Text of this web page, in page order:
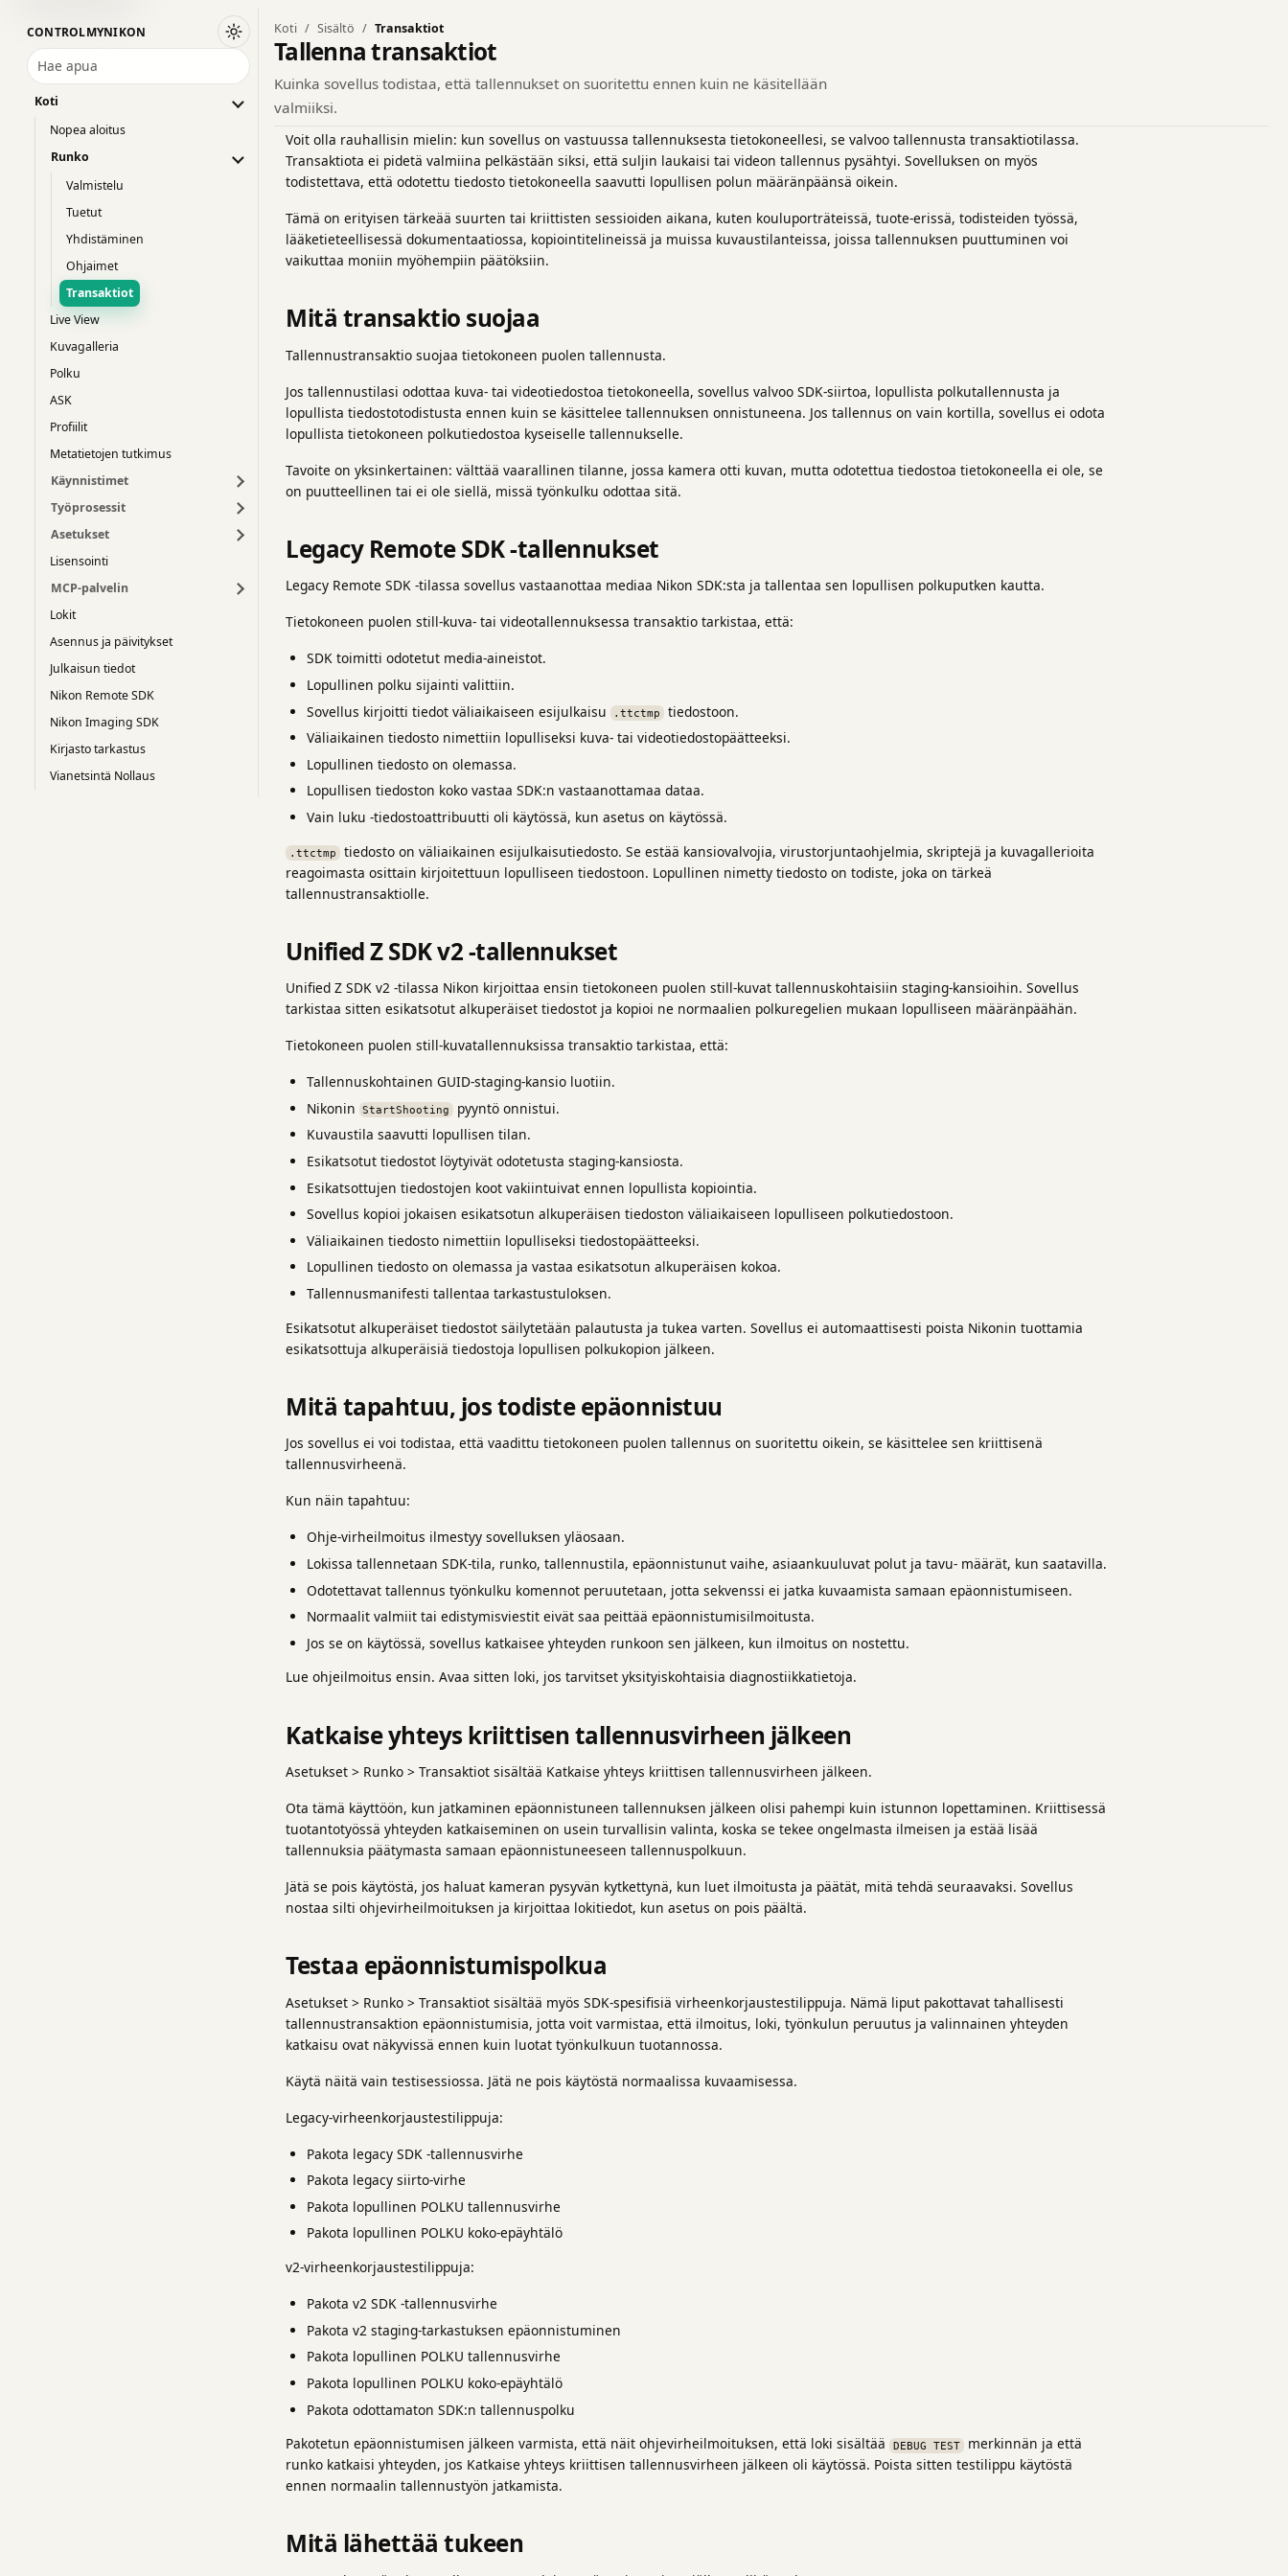
CONTROLMYNIKON
Vaihda tummaan teemaan
Hae apua
Koti
Nopea aloitus
Runko
Valmistelu
Tuetut
Yhdistäminen
Ohjaimet
Transaktiot
Live View
Kuvagalleria
Polku
ASK
Profiilit
Metatietojen tutkimus
Käynnistimet
Työprosessit
Asetukset
Lisensointi
MCP-palvelin
Lokit
Asennus ja päivitykset
Julkaisun tiedot
Nikon Remote SDK
Nikon Imaging SDK
Kirjasto tarkastus
Vianetsintä Nollaus
Koti Sisältö Transaktiot
Tallenna transaktiot
Kuinka sovellus todistaa, että tallennukset on suoritettu ennen kuin ne käsitellään
valmiiksi.
Voit olla rauhallisin mielin: kun sovellus on vastuussa tallennuksesta tietokoneellesi, se valvoo tallennusta transaktiotilassa.
Transaktiota ei pidetä valmiina pelkästään siksi, että suljin laukaisi tai videon tallennus pysähtyi. Sovelluksen on myös
todistettava, että odotettu tiedosto tietokoneella saavutti lopullisen polun määränpäänsä oikein.
Tämä on erityisen tärkeää suurten tai kriittisten sessioiden aikana, kuten kouluporträteissä, tuote-erissä, todisteiden työssä,
lääketieteellisessä dokumentaatiossa, kopiointitelineissä ja muissa kuvaustilanteissa, joissa tallennuksen puuttuminen voi
vaikuttaa moniin myöhempiin päätöksiin.
Mitä transaktio suojaa
Tallennustransaktio suojaa tietokoneen puolen tallennusta.
Jos tallennustilasi odottaa kuva- tai videotiedostoa tietokoneella, sovellus valvoo SDK-siirtoa, lopullista polkutallennusta ja
lopullista tiedostotodistusta ennen kuin se käsittelee tallennuksen onnistuneena. Jos tallennus on vain kortilla, sovellus ei odota
lopullista tietokoneen polkutiedostoa kyseiselle tallennukselle.
Tavoite on yksinkertainen: välttää vaarallinen tilanne, jossa kamera otti kuvan, mutta odotettua tiedostoa tietokoneella ei ole, se
on puutteellinen tai ei ole siellä, missä työnkulku odottaa sitä.
Legacy Remote SDK -tallennukset
Legacy Remote SDK -tilassa sovellus vastaanottaa mediaa Nikon SDK:sta ja tallentaa sen lopullisen polkuputken kautta.
Tietokoneen puolen still-kuva- tai videotallennuksessa transaktio tarkistaa, että:
SDK toimitti odotetut media-aineistot.
Lopullinen polku sijainti valittiin.
Sovellus kirjoitti tiedot väliaikaiseen esijulkaisu
.ttctmp
tiedostoon.
Väliaikainen tiedosto nimettiin lopulliseksi kuva- tai videotiedostopäätteeksi.
Lopullinen tiedosto on olemassa.
Lopullisen tiedoston koko vastaa SDK:n vastaanottamaa dataa.
Vain luku -tiedostoattribuutti oli käytössä, kun asetus on käytössä.
.ttctmp tiedosto on väliaikainen esijulkaisutiedosto. Se estää kansiovalvojia, virustorjuntaohjelmia, skriptejä ja kuvagallerioita
reagoimasta osittain kirjoitettuun lopulliseen tiedostoon. Lopullinen nimetty tiedosto on todiste, joka on tärkeä
tallennustransaktiolle.
Unified Z SDK v2 -tallennukset
Unified Z SDK v2 -tilassa Nikon kirjoittaa ensin tietokoneen puolen still-kuvat tallennuskohtaisiin staging-kansioihin. Sovellus
tarkistaa sitten esikatsotut alkuperäiset tiedostot ja kopioi ne normaalien polkuregelien mukaan lopulliseen määränpäähän.
Tietokoneen puolen still-kuvatallennuksissa transaktio tarkistaa, että:
Tallennuskohtainen GUID-staging-kansio luotiin.
Nikonin
StartShooting
pyyntö onnistui.
Kuvaustila saavutti lopullisen tilan.
Esikatsotut tiedostot löytyivät odotetusta staging-kansiosta.
Esikatsottujen tiedostojen koot vakiintuivat ennen lopullista kopiointia.
Sovellus kopioi jokaisen esikatsotun alkuperäisen tiedoston väliaikaiseen lopulliseen polkutiedostoon.
Väliaikainen tiedosto nimettiin lopulliseksi tiedostopäätteeksi.
Lopullinen tiedosto on olemassa ja vastaa esikatsotun alkuperäisen kokoa.
Tallennusmanifesti tallentaa tarkastustuloksen.
Esikatsotut alkuperäiset tiedostot säilytetään palautusta ja tukea varten. Sovellus ei automaattisesti poista Nikonin tuottamia
esikatsottuja alkuperäisiä tiedostoja lopullisen polkukopion jälkeen.
Mitä tapahtuu, jos todiste epäonnistuu
Jos sovellus ei voi todistaa, että vaadittu tietokoneen puolen tallennus on suoritettu oikein, se käsittelee sen kriittisenä
tallennusvirheenä.
Kun näin tapahtuu:
Ohje-virheilmoitus ilmestyy sovelluksen yläosaan.
Lokissa tallennetaan SDK-tila, runko, tallennustila, epäonnistunut vaihe, asiaankuuluvat polut ja tavu- määrät, kun saatavilla.
Odotettavat tallennus työnkulku komennot peruutetaan, jotta sekvenssi ei jatka kuvaamista samaan epäonnistumiseen.
Normaalit valmiit tai edistymisviestit eivät saa peittää epäonnistumisilmoitusta.
Jos se on käytössä, sovellus katkaisee yhteyden runkoon sen jälkeen, kun ilmoitus on nostettu.
Lue ohjeilmoitus ensin. Avaa sitten loki, jos tarvitset yksityiskohtaisia diagnostiikkatietoja.
Katkaise yhteys kriittisen tallennusvirheen jälkeen
Asetukset > Runko > Transaktiot sisältää Katkaise yhteys kriittisen tallennusvirheen jälkeen.
Ota tämä käyttöön, kun jatkaminen epäonnistuneen tallennuksen jälkeen olisi pahempi kuin istunnon lopettaminen. Kriittisessä
tuotantotyössä yhteyden katkaiseminen on usein turvallisin valinta, koska se tekee ongelmasta ilmeisen ja estää lisää
tallennuksia päätymasta samaan epäonnistuneeseen tallennuspolkuun.
Jätä se pois käytöstä, jos haluat kameran pysyvän kytkettynä, kun luet ilmoitusta ja päätät, mitä tehdä seuraavaksi. Sovellus
nostaa silti ohjevirheilmoituksen ja kirjoittaa lokitiedot, kun asetus on pois päältä.
Testaa epäonnistumispolkua
Asetukset > Runko > Transaktiot sisältää myös SDK-spesifisiä virheenkorjaustestilippuja. Nämä liput pakottavat tahallisesti
tallennustransaktion epäonnistumisia, jotta voit varmistaa, että ilmoitus, loki, työnkulun peruutus ja valinnainen yhteyden
katkaisu ovat näkyvissä ennen kuin luotat työnkulkuun tuotannossa.
Käytä näitä vain testisessiossa. Jätä ne pois käytöstä normaalissa kuvaamisessa.
Legacy-virheenkorjaustestilippuja:
Pakota legacy SDK -tallennusvirhe
Pakota legacy siirto-virhe
Pakota lopullinen POLKU tallennusvirhe
Pakota lopullinen POLKU koko-epäyhtälö
v2-virheenkorjaustestilippuja:
Pakota v2 SDK -tallennusvirhe
Pakota v2 staging-tarkastuksen epäonnistuminen
Pakota lopullinen POLKU tallennusvirhe
Pakota lopullinen POLKU koko-epäyhtälö
Pakota odottamaton SDK:n tallennuspolku
Pakotetun epäonnistumisen jälkeen varmista, että näit ohjevirheilmoituksen, että loki sisältää
DEBUG TEST merkinnän ja että
runko katkaisi yhteyden, jos Katkaise yhteys kriittisen tallennusvirheen jälkeen oli käytössä. Poista sitten testilippu käytöstä
ennen normaalin tallennustyön jatkamista.
Mitä lähettää tukeen